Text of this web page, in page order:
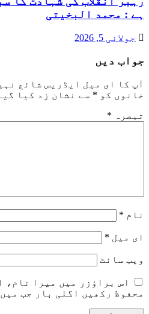
ہے : محمد البخیتی
جولائی 5, 2026
جواب دیں
آپ کا ای میل ایڈریس شائع
خانوں کو * سے نشان زد کیا
تبصرہ *
نام *
ای میل *
ویب‌ سائٹ
اس براؤزر میں میرا نام،
محفوظ رکھیں اگلی بار جب